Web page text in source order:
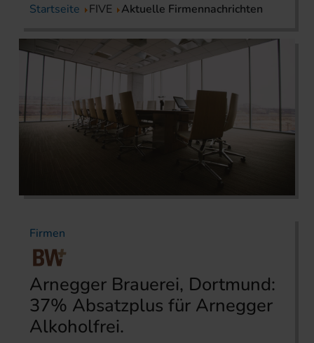
Startseite FIVE Aktuelle Firmennachrichten
Firmen
Arnegger Brauerei, Dortmund:
37% Absatzplus für Arnegger
Alkoholfrei.